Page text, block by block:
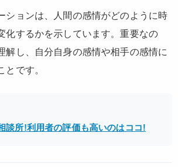
ションは、人間の感情がどのように時
化するかを示しています。重要なの
解し、自分自身の感情や相手の感情に
とです。
談所!利用者の評価も高いのはココ!